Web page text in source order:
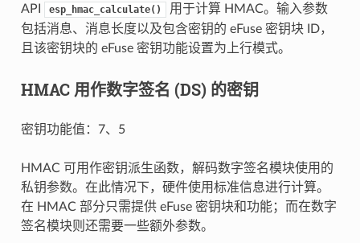
API esp_hmac_calculate()
用于计算 HMAC。输入参数
包括消息、消息长度以及包含密钥的 eFuse 密钥块 ID，
且该密钥块的 eFuse 密钥功能设置为上行模式。
HMAC 用作数字签名 (DS) 的密钥
密钥功能值：7、5
HMAC 可用作密钥派生函数，解码数字签名模块使用的
私钥参数。在此情况下，硬件使用标准信息进行计算。
在 HMAC 部分只需提供 eFuse 密钥块和功能；而在数字
签名模块则还需要一些额外参数。